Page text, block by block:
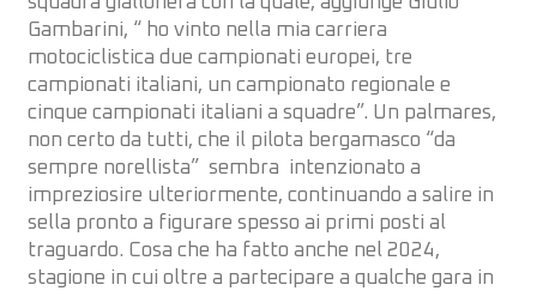
Gambarini, “ ho vinto nella mia carriera
motociclistica due campionati europei, tre
campionati italiani, un campionato regionale e
cinque campionati italiani a squadre”. Un palmares,
non certo da tutti, che il pilota bergamasco “da
sempre norellista” sembra intenzionato a
impreziosire ulteriormente, continuando a salire in
sella pronto a figurare spesso ai primi posti al
traguardo. Cosa che ha fatto anche nel 2024,
stagione in cui oltre a partecipare a qualche gara in